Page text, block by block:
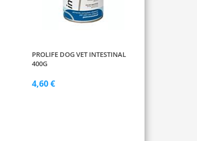
PROLIFE DOG VET INTESTINAL
400G
4,60 €